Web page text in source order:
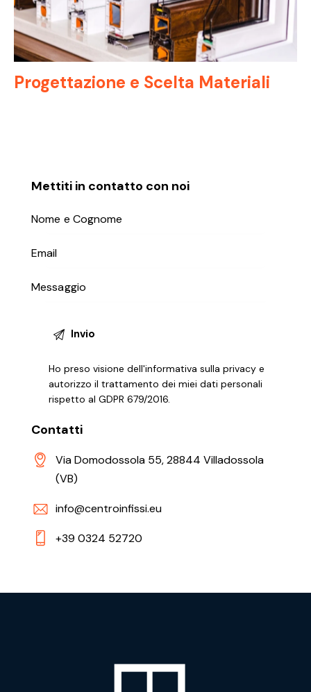
Progettazione e Scelta Materiali
Mettiti in contatto con noi
Ho preso visione dell'informativa sulla privacy e
autorizzo il trattamento dei miei dati personali
rispetto al GDPR 679/2016.
Contatti
Via Domodossola 55, 28844 Villadossola
(VB)
info@centroinfissi.eu
+39 0324 52720